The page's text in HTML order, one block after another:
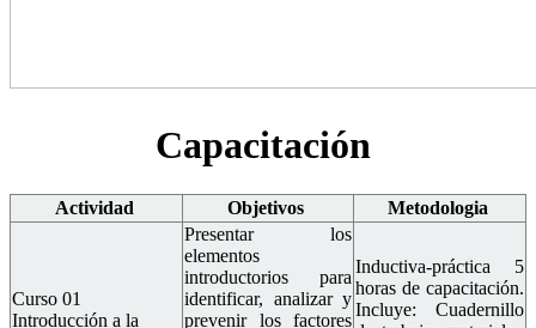
Capacitación
Actividad Objetivos Metodologia
Curso 01
Introducción a la
Presentar los
elementos
introductorios para
identificar, analizar y
prevenir los factores
Inductiva-práctica 5
horas de capacitación.
Incluye: Cuadernillo